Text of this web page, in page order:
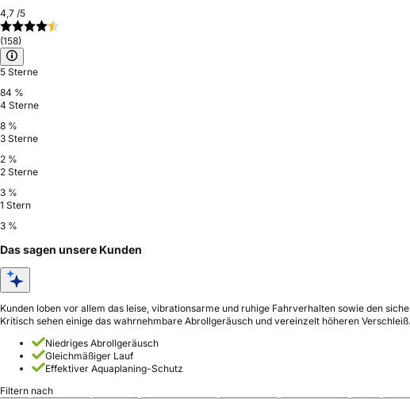
4,7 /5
(158)
5 Sterne
84 %
4 Sterne
8 %
3 Sterne
2 %
2 Sterne
3 %
1 Stern
3 %
Das sagen unsere Kunden
Kunden loben vor allem das leise, vibrationsarme und ruhige Fahrverhalten sowie den
Kritisch sehen einige das wahrnehmbare Abrollgeräusch und vereinzelt höheren Verschleiß.
Niedriges Abrollgeräusch
Gleichmäßiger Lauf
Effektiver Aquaplaning-Schutz
Filtern nach